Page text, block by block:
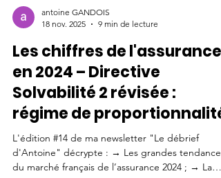
antoine GANDOIS
18 nov. 2025
9 min de lecture
Les chiffres de l'assurance
en 2024 – Directive
Solvabilité 2 révisée :
régime de proportionnalité
L'édition #14 de ma newsletter "Le débrief